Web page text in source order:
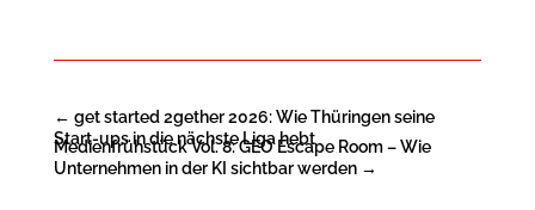
← get started 2gether 2026: Wie Thüringen seine
Start-ups in die nächste Liga hebt
Medienfrühstück Vol. 8: GEO Escape Room – Wie
Unternehmen in der KI sichtbar werden→